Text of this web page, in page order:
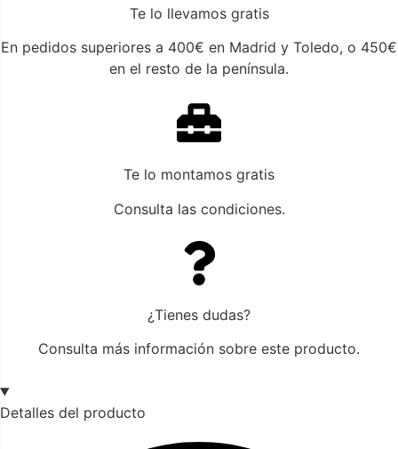
Te lo llevamos gratis
En pedidos superiores a 400€ en Madrid y Toledo, o 450€
en el resto de la península.
Te lo montamos gratis
Consulta las condiciones.
¿Tienes dudas?
Consulta más información sobre este producto.
Detalles del producto